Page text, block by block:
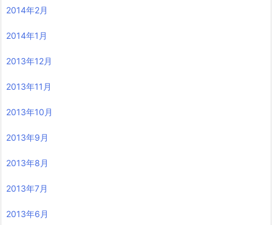
2014年2月
2014年1月
2013年12月
2013年11月
2013年10月
2013年9月
2013年8月
2013年7月
2013年6月